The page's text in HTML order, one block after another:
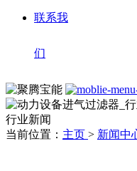
联系我
们
行业新闻
当前位置： 主页 > 新闻中